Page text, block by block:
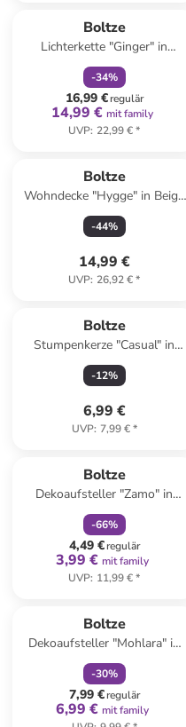
Boltze
Lichterkette "Ginger" in
Hellbraun - (L)160 cm
-34%
16,99 €regulär
14,99 € mit family
UVP: 22,99 €*
Boltze
Wohndecke "Hygge" in Beige
- (L)180 x (B)130 cm
-44%
14,99 €
UVP: 26,92 €*
Boltze
Stumpenkerze "Casual" in
Türkis - 320 g
-12%
6,99 €
UVP: 7,99 €*
Boltze
Dekoaufsteller "Zamo" in
Orange/ Creme - (H)16 x Ø 11
cm
-66%
4,49 €regulär
3,99 € mit family
UVP: 11,99 €*
Boltze
Dekoaufsteller "Mohlara" in
Grün - (B)9 x (H)15,3 x (T)7
cm
-30%
7,99 €regulär
6,99 € mit family